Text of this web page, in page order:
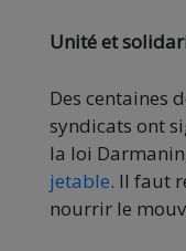
Unité et
Des centaines
syndicats ont
la loi
jetable. Il faut
nourrir le